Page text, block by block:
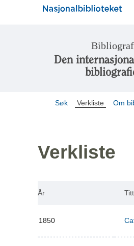
Den
Søk Verkliste Om
Verkliste
År
1850